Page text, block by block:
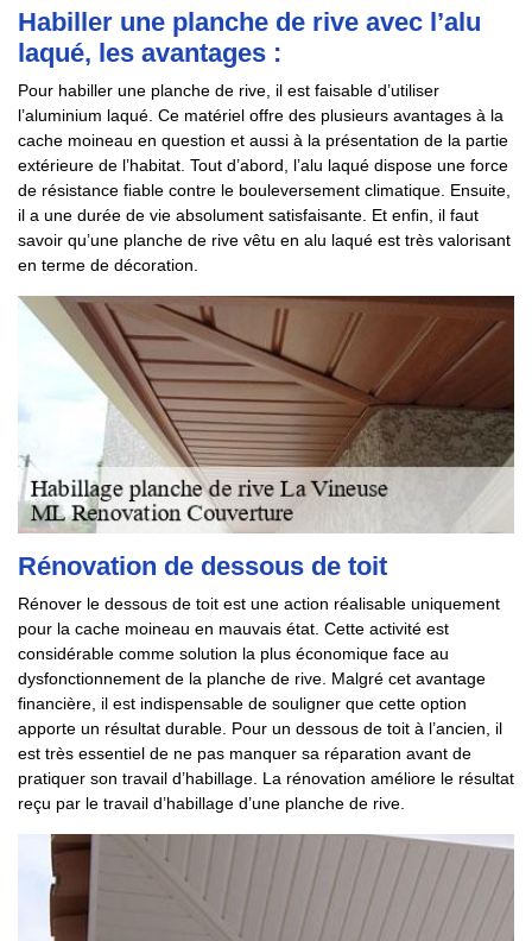
Habiller une planche de rive avec l’alu
laqué, les avantages :
Pour habiller une planche de rive, il est faisable d’utiliser
l’aluminium laqué. Ce matériel offre des plusieurs avantages à la
cache moineau en question et aussi à la présentation de la partie
extérieure de l’habitat. Tout d’abord, l’alu laqué dispose une force
de résistance fiable contre le bouleversement climatique. Ensuite,
il a une durée de vie absolument satisfaisante. Et enfin, il faut
savoir qu’une planche de rive vêtu en alu laqué est très valorisant
en terme de décoration.
Rénovation de dessous de toit
Rénover le dessous de toit est une action réalisable uniquement
pour la cache moineau en mauvais état. Cette activité est
considérable comme solution la plus économique face au
dysfonctionnement de la planche de rive. Malgré cet avantage
financière, il est indispensable de souligner que cette option
apporte un résultat durable. Pour un dessous de toit à l’ancien, il
est très essentiel de ne pas manquer sa réparation avant de
pratiquer son travail d’habillage. La rénovation améliore le résultat
reçu par le travail d’habillage d’une planche de rive.